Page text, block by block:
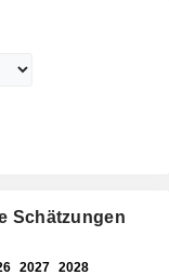
Schätzungen